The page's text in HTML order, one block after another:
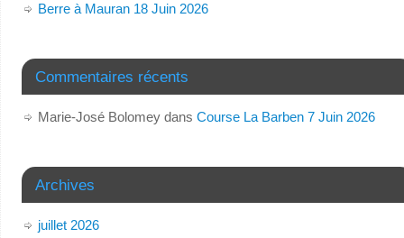
Berre à Mauran 18 Juin 2026
Commentaires récents
Marie-José Bolomeydans Course La Barben 7 Juin 2026
Archives
juillet 2026